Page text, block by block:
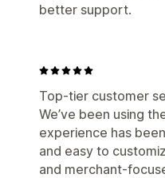
better support.
Top-tier customer
We’ve been using
experience has
and easy to
and merchant-